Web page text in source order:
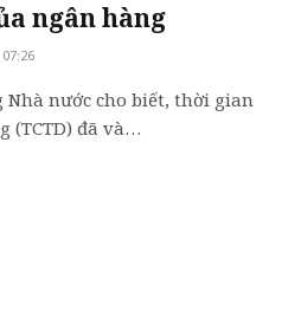
ngân hàng
nước cho biết, thời gian
(TCTD) đã và…